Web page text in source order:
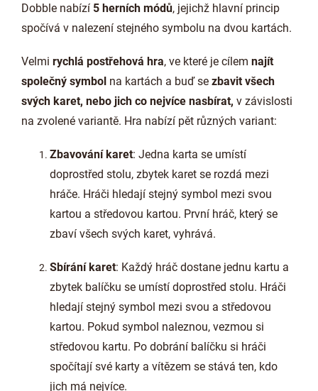
Dobble nabízí 5 herních módů, jejichž hlavní princip
spočívá v nalezení stejného symbolu na dvou kartách.
Velmi rychlá postřehová hra, ve které je cílem najít
společný symbol na kartách a buď se zbavit všech
svých karet, nebo jich co nejvíce nasbírat, v závislosti
na zvolené variantě. Hra nabízí pět různých variant:
Zbavování karet: Jedna karta se umístí
doprostřed stolu, zbytek karet se rozdá mezi
hráče. Hráči hledají stejný symbol mezi svou
kartou a středovou kartou. První hráč, který se
zbaví všech svých karet, vyhrává.
Sbírání karet: Každý hráč dostane jednu kartu a
zbytek balíčku se umístí doprostřed stolu. Hráči
hledají stejný symbol mezi svou a středovou
kartou. Pokud symbol naleznou, vezmou si
středovou kartu. Po dobrání balíčku si hráči
spočítají své karty a vítězem se stává ten, kdo
jich má nejvíce.